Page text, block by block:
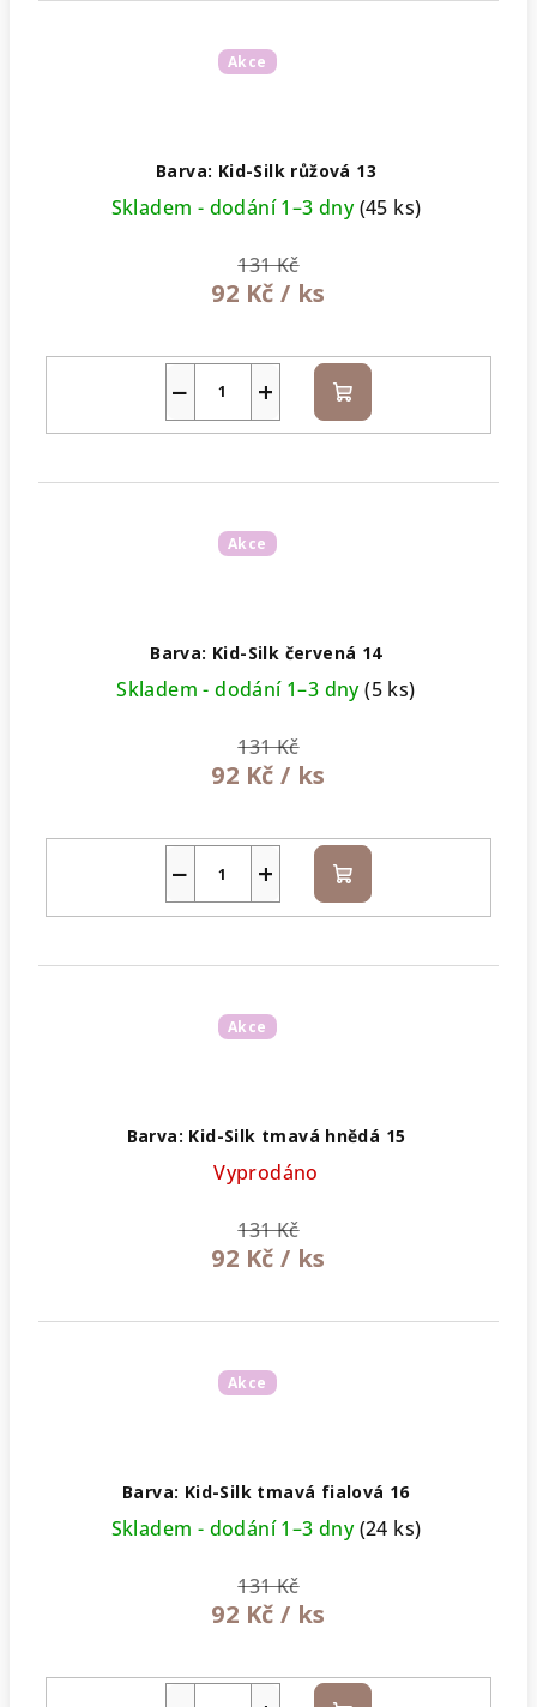
Akce
Barva: Kid-Silk růžová 13
Skladem - dodání 1–3 dny(45 ks)
131 Kč
92 Kč / ks
+
− Do
košíku
Akce
Barva: Kid-Silk červená 14
Skladem - dodání 1–3 dny(5 ks)
131 Kč
92 Kč / ks
+
− Do
košíku
Akce
Barva: Kid-Silk tmavá hnědá 15
Vyprodáno
131 Kč
92 Kč / ks
Akce
Barva: Kid-Silk tmavá fialová 16
Skladem - dodání 1–3 dny(24 ks)
131 Kč
92 Kč / ks